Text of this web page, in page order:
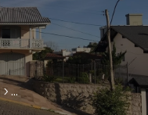
...